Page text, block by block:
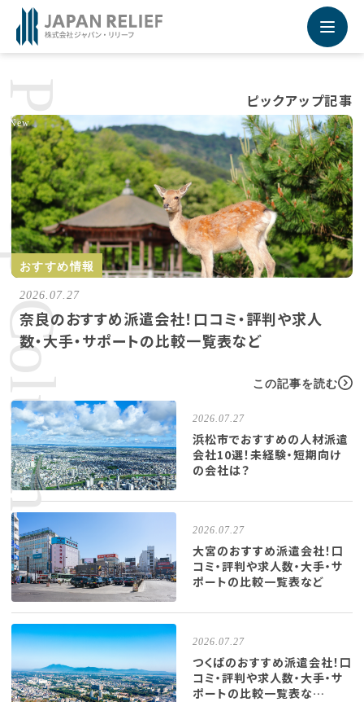
ピックアップ記事
New
おすすめ情報
2026.07.27
奈良のおすすめ派遣会社！口コミ・評判や求人
数・大手・サポートの比較一覧表など
この記事を読む
2026.07.27
浜松市でおすすめの人材派遣
会社10選！未経験・短期向け
の会社は？
2026.07.27
大宮のおすすめ派遣会社！口
コミ・評判や求人数・大手・サ
ポートの比較一覧表など
2026.07.27
つくばのおすすめ派遣会社！口
コミ・評判や求人数・大手・サ
ポートの比較一覧表な…
Recruiting Site - 採用サイト
未来を運ぶ運送業専門の求人転職情報サービス
採用サイトの詳細はこちらから